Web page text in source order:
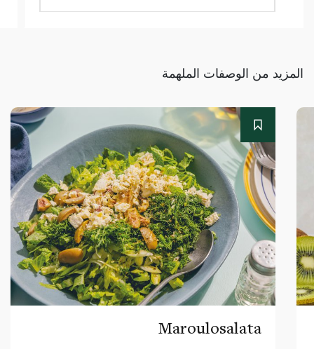
المزيد من الوصفات الملهمة
Maroulosalata